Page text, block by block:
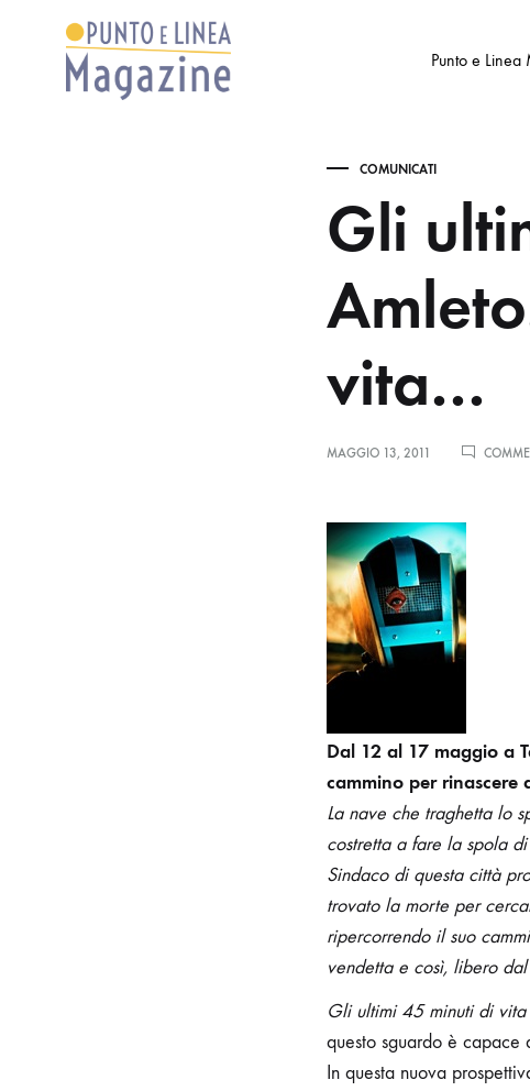
Punto e
COMUNICATI
Gli
vita…
MAGGIO 13, 2011
Dal 12 al 17 maggio a
cammino per rinascere
La nave che traghetta lo
costretta a fare la spola
Sindaco di questa città
trovato la morte per
ripercorrendo il suo
vendetta e così, libero
Gli ultimi 45 minuti di
questo sguardo è capace
In questa nuova